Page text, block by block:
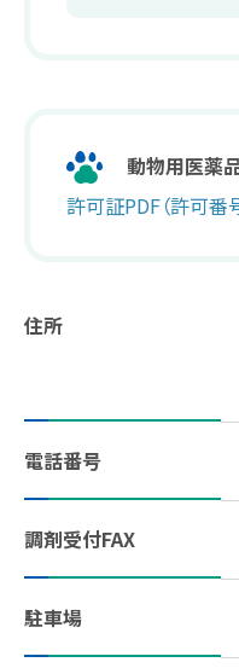
スギヤマ公式アプリ：
スギヤマ公式アプリ
しそ油（えごま油）
やさしいレシピ
セルフメディケーション
動物用医薬
許可証PDF（許可番
住所
電話番号
調剤受付FAX
駐車場